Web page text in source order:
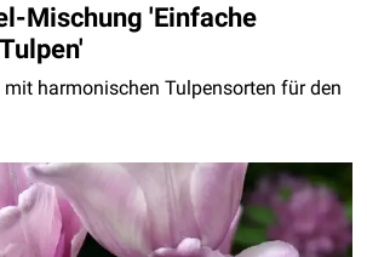
Mischung 'Einfache
harmonischen Tulpensorten für den